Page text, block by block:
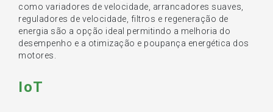
como variadores de velocidade, arrancadores suaves,
reguladores de velocidade, filtros e regeneração de
energia são a opção ideal permitindo a melhoria do
desempenho e a otimização e poupança energética dos
motores.
IoT